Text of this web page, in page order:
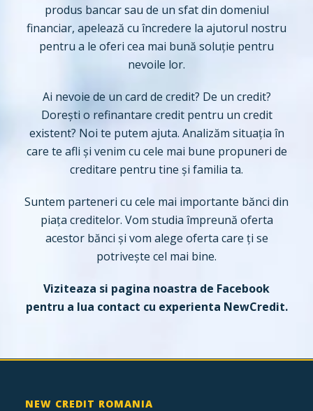
produs bancar sau de un sfat din domeniul
financiar, apelează cu încredere la ajutorul nostru
pentru a le oferi cea mai bună soluție pentru
nevoile lor.
Ai nevoie de un card de credit? De un credit?
Dorești o refinantare credit pentru un credit
existent? Noi te putem ajuta. Analizăm situația în
care te afli și venim cu cele mai bune propuneri de
creditare pentru tine și familia ta.
Suntem parteneri cu cele mai importante bănci din
piața creditelor. Vom studia împreună oferta
acestor bănci și vom alege oferta care ți se
potrivește cel mai bine.
Viziteaza si pagina noastra de Facebook
pentru a lua contact cu experienta NewCredit.
NEW CREDIT ROMANIA